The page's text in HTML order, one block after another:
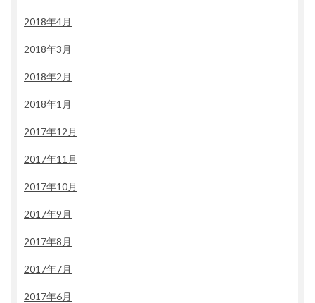
2018年4月
2018年3月
2018年2月
2018年1月
2017年12月
2017年11月
2017年10月
2017年9月
2017年8月
2017年7月
2017年6月